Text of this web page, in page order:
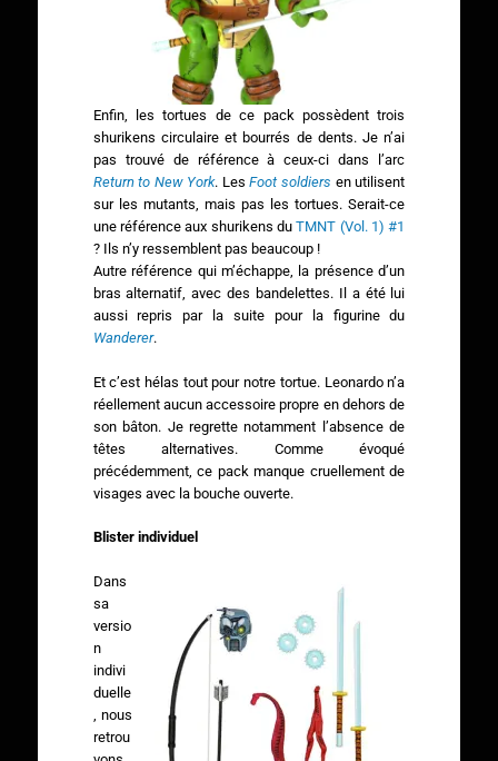
Enfin, les tortues de ce pack possèdent trois
shurikens circulaire et bourrés de dents. Je n’ai
pas trouvé de référence à ceux-ci dans l’arc
Return to New York. LesFoot soldiers en utilisent
sur les mutants, mais pas les tortues. Serait-ce
une référence aux shurikens duTMNT (Vol. 1) #1
? Ils n’y ressemblent pas beaucoup !
Autre référence qui m’échappe, la présence d’un
bras alternatif, avec des bandelettes. Il a été lui
aussi repris par la suite pour la figurine du
Wanderer.
Et c’est hélas tout pour notre tortue. Leonardo n’a
réellement aucun accessoire propre en dehors de
son bâton. Je regrette notamment l’absence de
têtes alternatives. Comme évoqué
précédemment, ce pack manque cruellement de
visages avec la bouche ouverte.
Blister individuel
Dans
sa
versio
n
indivi
duelle
, nous
retrou